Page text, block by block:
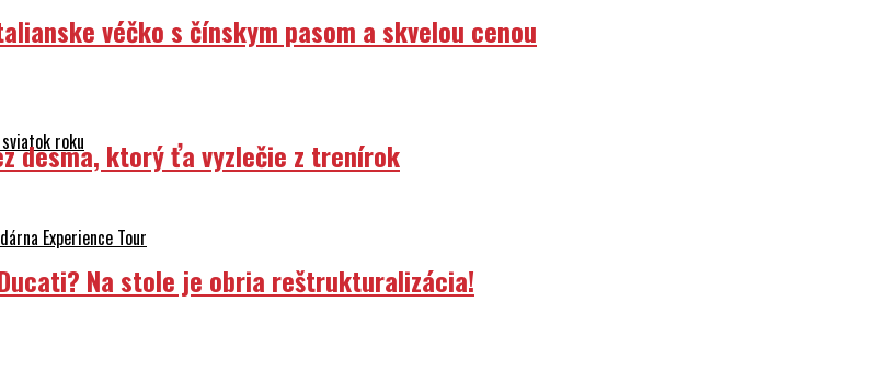
roku
Experience Tour
véčko s čínskym pasom a skvelou cenou
desma, ktorý ťa vyzlečie z trenírok
Na stole je obria reštrukturalizácia!